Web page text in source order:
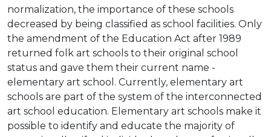
normalization, the importance of these schools
decreased by being classified as school facilities. Only
the amendment of the Education Act after 1989
returned folk art schools to their original school
status and gave them their current name -
elementary art school. Currently, elementary art
schools are part of the system of the interconnected
art school education. Elementary art schools make it
possible to identify and educate the majority of